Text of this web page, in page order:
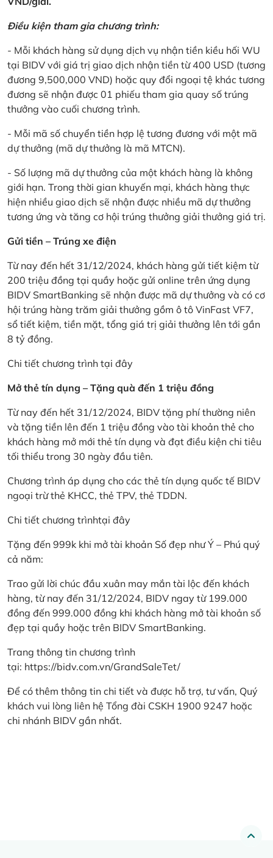
Điều kiện tham gia chương trình:
- Mỗi khách hàng sử dụng dịch vụ nhận tiền kiều hối WU
tại BIDV với giá trị giao dịch nhận tiền từ 400 USD (tương
đương 9,500,000 VND) hoặc quy đổi ngoại tệ khác tương
đương sẽ nhận được 01 phiếu tham gia quay số trúng
thưởng vào cuối chương trình.
- Mỗi mã số chuyển tiền hợp lệ tương đương với một mã
dự thưởng (mã dự thưởng là mã MTCN).
- Số lượng mã dự thưởng của một khách hàng là không
giới hạn. Trong thời gian khuyến mại, khách hàng thực
hiện nhiều giao dịch sẽ nhận được nhiều mã dự thưởng
tương ứng và tăng cơ hội trúng thưởng giải thưởng giá trị.
Gửi tiền – Trúng xe điện
Từ nay đến hết 31/12/2024, khách hàng gửi tiết kiệm từ
200 triệu đồng tại quầy hoặc gửi online trên ứng dụng
BIDV SmartBanking sẽ nhận được mã dự thưởng và có cơ
hội trúng hàng trăm giải thưởng gồm ô tô VinFast VF7,
sổ tiết kiệm, tiền mặt, tổng giá trị giải thưởng lên tới gần
8 tỷ đồng.
Chi tiết chương trình tại đây
Mở thẻ tín dụng – Tặng quà đến 1 triệu đồng
Từ nay đến hết 31/12/2024, BIDV tặng phí thường niên
và tặng tiền lên đến 1 triệu đồng vào tài khoản thẻ cho
khách hàng mở mới thẻ tín dụng và đạt điều kiện chi tiêu
tối thiểu trong 30 ngày đầu tiên.
Chương trình áp dụng cho các thẻ tín dụng quốc tế BIDV
ngoại trừ thẻ KHCC, thẻ TPV, thẻ TDDN.
Chi tiết chương trìnhtại đây
Tặng đến 999k khi mở tài khoản Số đẹp như Ý – Phú quý
cả năm:
Trao gửi lời chúc đầu xuân may mắn tài lộc đến khách
hàng, từ nay đến 31/12/2024, BIDV ngay từ 199.000
đồng đến 999.000 đồng khi khách hàng mở tài khoản số
đẹp tại quầy hoặc trên BIDV SmartBanking.
Trang thông tin chương trình
tại: https://bidv.com.vn/GrandSaleTet/
Để có thêm thông tin chi tiết và được hỗ trợ, tư vấn, Quý
khách vui lòng liên hệ Tổng đài CSKH 1900 9247 hoặc
chi nhánh BIDV gần nhất.